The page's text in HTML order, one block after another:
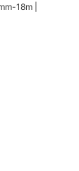
18m |